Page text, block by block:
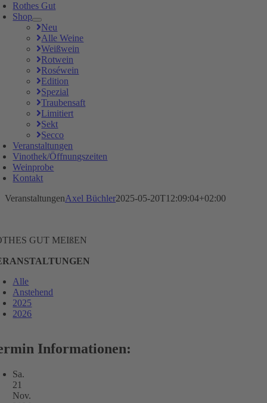
Rothes Gut
Shop
Neu
Alle Weine
Weißwein
Rotwein
Roséwein
Edition
Spezial
Traubensaft
Limitiert
Sekt
Secco
Veranstaltungen
Vinothek/Öffnungszeiten
Weinprobe
Kontakt
VeranstaltungenAxel Büchler2025-05-20T12:09:04+02:00
GUT MEIßEN
Alle
Anstehend
2025
2026
Informationen:
Sa.
21
Nov.